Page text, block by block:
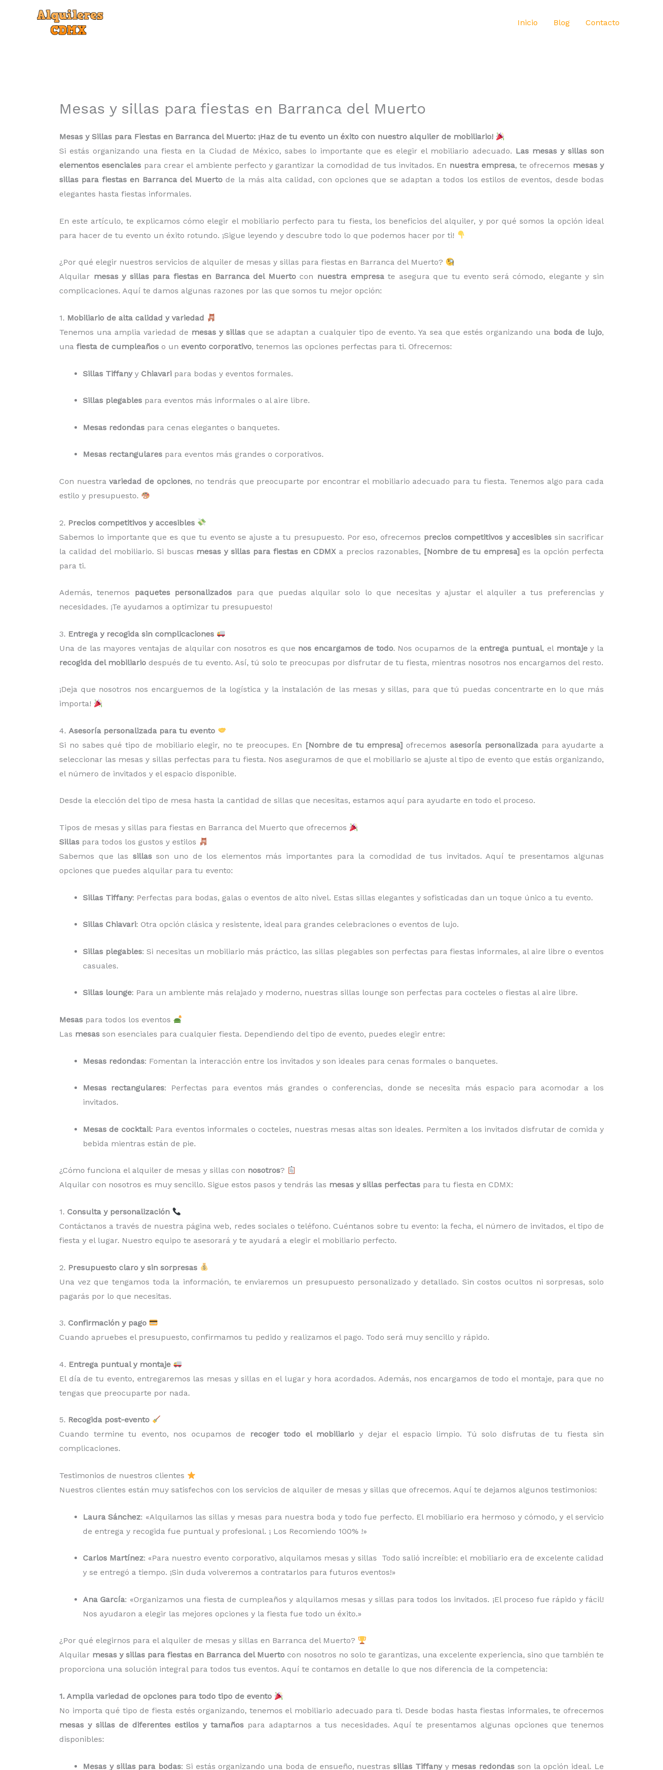
Inicio Blog Contacto
Mesas y sillas para fiestas en Barranca del Muerto
Mesas y Sillas para Fiestas en Barranca del Muerto: ¡Haz de tu evento un éxito con nuestro alquiler de mobiliario!
Si estás organizando una fiesta en la Ciudad de México, sabes lo importante que es elegir el mobiliario adecuado. Las mesas y sillas son
elementos esenciales para crear el ambiente perfecto y garantizar la comodidad de tus invitados. En nuestra empresa, te ofrecemos mesas y
sillas para fiestas en Barranca del Muertode la más alta calidad, con opciones que se adaptan a todos los estilos de eventos, desde bodas
elegantes hasta fiestas informales.
En este artículo, te explicamos cómo elegir el mobiliario perfecto para tu fiesta, los beneficios del alquiler, y por qué somos la opción ideal
para hacer de tu evento un éxito rotundo. ¡Sigue leyendo y descubre todo lo que podemos hacer por ti!
¿Por qué elegir nuestros servicios de alquiler de mesas y sillas para fiestas en Barranca del Muerto?
Alquilar mesas y sillas para fiestas en Barranca del Muertocon nuestra empresate asegura que tu evento será cómodo, elegante y sin
complicaciones. Aquí te damos algunas razones por las que somos tu mejor opción:
1. Mobiliario de alta calidad y variedad
Tenemos una amplia variedad de mesas y sillas que se adaptan a cualquier tipo de evento. Ya sea que estés organizando una boda de lujo,
una fiesta de cumpleaños o un evento corporativo, tenemos las opciones perfectas para ti. Ofrecemos:
Sillas Tiffanyy Chiavari para bodas y eventos formales.
Sillas plegables para eventos más informales o al aire libre.
Mesas redondas para cenas elegantes o banquetes.
Mesas rectangulares para eventos más grandes o corporativos.
Con nuestravariedad de opciones, no tendrás que preocuparte por encontrar el mobiliario adecuado para tu fiesta. Tenemos algo para cada
estilo y presupuesto.
2. Precios competitivos y accesibles
Sabemos lo importante que es que tu evento se ajuste a tu presupuesto. Por eso, ofrecemos precios competitivos y accesibles sin sacrificar
la calidad del mobiliario. Si buscas mesas y sillas para fiestas en CDMXa precios razonables, [Nombre de tu empresa] es la opción perfecta
para ti.
Además, tenemos paquetes personalizados para que puedas alquilar solo lo que necesitas y ajustar el alquiler a tus preferencias y
necesidades. ¡Te ayudamos a optimizar tu presupuesto!
3. Entrega y recogida sin complicaciones
Una de las mayores ventajas de alquilar con nosotros es que nos encargamos de todo. Nos ocupamos de laentrega puntual, el montajey la
recogida del mobiliario después de tu evento. Así, tú solo te preocupas por disfrutar de tu fiesta, mientras nosotros nos encargamos del resto.
¡Deja que nosotros nos encarguemos de la logística y la instalación de las mesas y sillas, para que tú puedas concentrarte en lo que más
importa!
4. Asesoría personalizada para tu evento
Si no sabes qué tipo de mobiliario elegir, no te preocupes. En [Nombre de tu empresa] ofrecemos asesoría personalizadapara ayudarte a
seleccionar las mesas y sillas perfectas para tu fiesta. Nos aseguramos de que el mobiliario se ajuste al tipo de evento que estás organizando,
el número de invitados y el espacio disponible.
Desde la elección del tipo de mesa hasta la cantidad de sillas que necesitas, estamos aquí para ayudarte en todo el proceso.
Tipos de mesas y sillas para fiestas en Barranca del Muerto que ofrecemos
Sillas para todos los gustos y estilos
Sabemos que las sillasson uno de los elementos más importantes para la comodidad de tus invitados. Aquí te presentamos algunas
opciones que puedes alquilar para tu evento:
Sillas Tiffany: Perfectas para bodas, galas o eventos de alto nivel. Estas sillas elegantes y sofisticadas dan un toque único a tu evento.
Sillas Chiavari: Otra opción clásica y resistente, ideal para grandes celebraciones o eventos de lujo.
Sillas plegables: Si necesitas un mobiliario más práctico, las sillas plegables son perfectas para fiestas informales, al aire libre o eventos
casuales.
Sillas lounge: Para un ambiente más relajado y moderno, nuestras sillas lounge son perfectas para cocteles o fiestas al aire libre.
Mesas para todos los eventos
Las mesas son esenciales para cualquier fiesta. Dependiendo del tipo de evento, puedes elegir entre:
Mesas redondas: Fomentan la interacción entre los invitados y son ideales para cenas formales o banquetes.
Mesas rectangulares: Perfectas para eventos más grandes o conferencias, donde se necesita más espacio para acomodar a los
invitados.
Mesas de cocktail: Para eventos informales o cocteles, nuestras mesas altas son ideales. Permiten a los invitados disfrutar de comida y
bebida mientras están de pie.
¿Cómo funciona el alquiler de mesas y sillas con nosotros?
Alquilar con nosotros es muy sencillo. Sigue estos pasos y tendrás las mesas y sillas perfectas para tu fiesta en CDMX:
1. Consulta y personalización
Contáctanos a través de nuestra página web, redes sociales o teléfono. Cuéntanos sobre tu evento: la fecha, el número de invitados, el tipo de
fiesta y el lugar. Nuestro equipo te asesorará y te ayudará a elegir el mobiliario perfecto.
2. Presupuesto claro y sin sorpresas
Una vez que tengamos toda la información, te enviaremos un presupuesto personalizado y detallado. Sin costos ocultos ni sorpresas, solo
pagarás por lo que necesitas.
3. Confirmación y pago
Cuando apruebes el presupuesto, confirmamos tu pedido y realizamos el pago. Todo será muy sencillo y rápido.
4. Entrega puntual y montaje
El día de tu evento, entregaremos las mesas y sillas en el lugar y hora acordados. Además, nos encargamos de todo el montaje, para que no
tengas que preocuparte por nada.
5. Recogida post-evento
Cuando termine tu evento, nos ocupamos de recoger todo el mobiliario y dejar el espacio limpio. Tú solo disfrutas de tu fiesta sin
complicaciones.
Testimonios de nuestros clientes
Nuestros clientes están muy satisfechos con los servicios de alquiler de mesas y sillas que ofrecemos. Aquí te dejamos algunos testimonios:
Laura Sánchez: «Alquilamos las sillas y mesas para nuestra boda y todo fue perfecto. El mobiliario era hermoso y cómodo, y el servicio
de entrega y recogida fue puntual y profesional. ¡ Los Recomiendo 100% !»
Carlos Martínez: «Para nuestro evento corporativo, alquilamos mesas y sillas Todo salió increíble: el mobiliario era de excelente calidad
y se entregó a tiempo. ¡Sin duda volveremos a contratarlos para futuros eventos!»
Ana García: «Organizamos una fiesta de cumpleaños y alquilamos mesas y sillas para todos los invitados. ¡El proceso fue rápido y fácil!
Nos ayudaron a elegir las mejores opciones y la fiesta fue todo un éxito.»
¿Por qué elegirnos para el alquiler de mesas y sillas en Barranca del Muerto?
Alquilar mesas y sillas para fiestas en Barranca del Muerto con nosotros no solo te garantizas, una excelente experiencia, sino que también te
proporciona una solución integral para todos tus eventos. Aquí te contamos en detalle lo que nos diferencia de la competencia:
1. Amplia variedad de opciones para todo tipo de evento
No importa qué tipo de fiesta estés organizando, tenemos el mobiliario adecuado para ti. Desde bodas hasta fiestas informales, te ofrecemos
mesas y sillas de diferentes estilos y tamaños para adaptarnos a tus necesidades. Aquí te presentamos algunas opciones que tenemos
disponibles:
Mesas y sillas para bodas: Si estás organizando una boda de ensueño, nuestrassillas Tiffanyy mesas redondas son la opción ideal. Le